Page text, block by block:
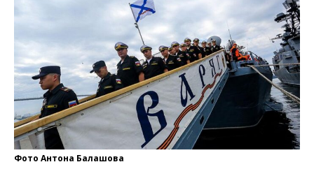
Фото Антона Балашова